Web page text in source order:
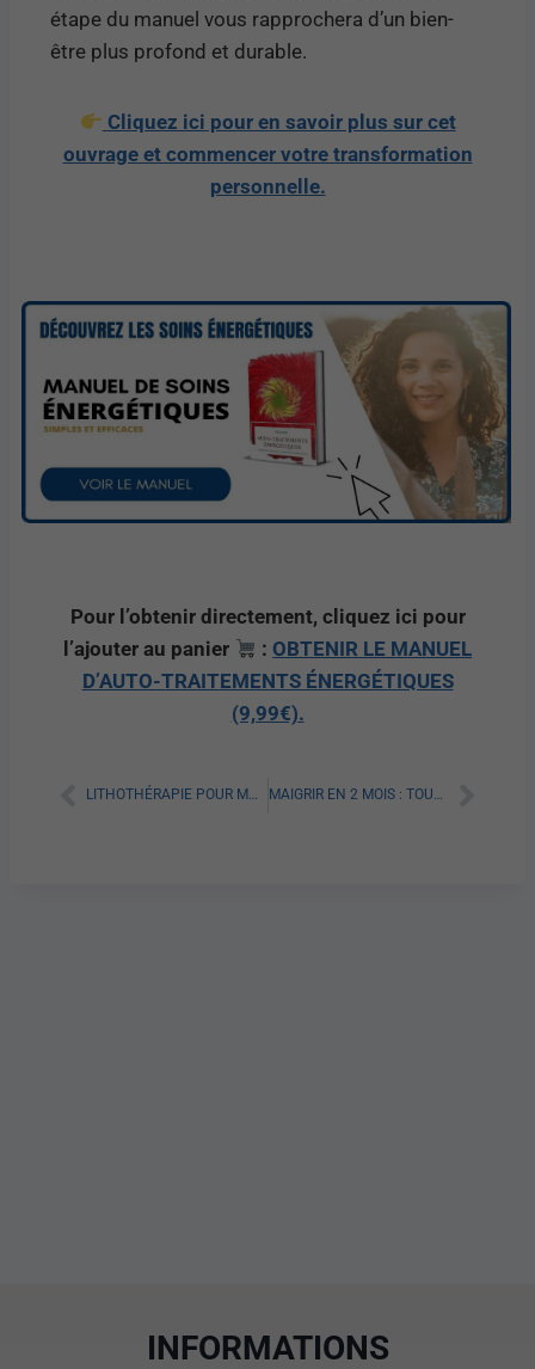
étape du manuel vous rapprochera d’un bien-
être plus profond et durable.
Cliquez ici pour en savoir plus sur cet
ouvrage et commencer votre transformation
personnelle.
Pour l’obtenir directement, cliquez ici pour
l’ajouter au panier
: OBTENIR LE MANUEL
D’AUTO-TRAITEMENTS ÉNERGÉTIQUES
(9,99€).
LITHOTHÉRAPIE POUR MAIGRIR : TOUT SAVOIR MAIGRIR EN 2 MOIS : TOUT SAVOIR POUR RÉUSSIR
INFORMATIONS